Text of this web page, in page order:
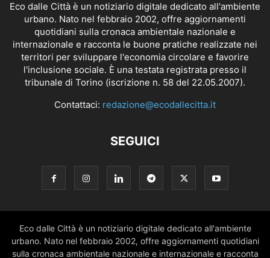
Eco dalle Città è un notiziario digitale dedicato all'ambiente
urbano. Nato nel febbraio 2002, offre aggiornamenti
quotidiani sulla cronaca ambientale nazionale e
internazionale e racconta le buone pratiche realizzate nei
territori per sviluppare l'economia circolare e favorire
l'inclusione sociale. È una testata registrata presso il
tribunale di Torino (iscrizione n. 58 del 22.05.2007).
Contattaci: redazione@ecodallecitta.it
SEGUICI
Eco dalle Città è un notiziario digitale dedicato all'ambiente
urbano. Nato nel febbraio 2002, offre aggiornamenti quotidiani
sulla cronaca ambientale nazionale e internazionale e racconta